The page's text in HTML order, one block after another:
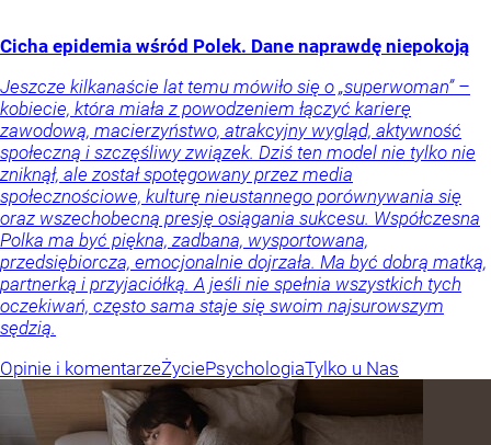
Cicha epidemia wśród Polek. Dane naprawdę niepokoją
Jeszcze kilkanaście lat temu mówiło się o „superwoman” –
kobiecie, która miała z powodzeniem łączyć karierę
zawodową, macierzyństwo, atrakcyjny wygląd, aktywność
społeczną i szczęśliwy związek. Dziś ten model nie tylko nie
zniknął, ale został spotęgowany przez media
społecznościowe, kulturę nieustannego porównywania się
oraz wszechobecną presję osiągania sukcesu. Współczesna
Polka ma być piękna, zadbana, wysportowana,
przedsiębiorcza, emocjonalnie dojrzała. Ma być dobrą matką,
partnerką i przyjaciółką. A jeśli nie spełnia wszystkich tych
oczekiwań, często sama staje się swoim najsurowszym
sędzią.
Opinie i komentarzeŻyciePsychologiaTylko u Nas